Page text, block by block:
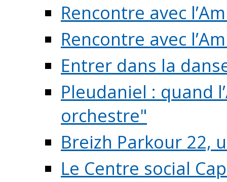
Rencontre avec
Rencontre avec
Entrer dans la
Pleudaniel : quand
orchestre"
Breizh Parkour 22,
Le Centre social